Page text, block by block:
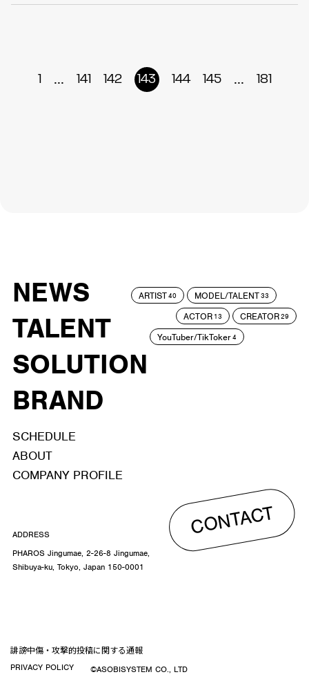
1 ... 141 142 143 144 145 ... 181
NEWS
TALENT
SOLUTION
BRAND
ARTIST40 MODEL/TALENT33
ACTOR 13 CREATOR29
YouTuber/TikToker4
SCHEDULE
ABOUT
COMPANY PROFILE
CONTACT
ADDRESS
PHAROS Jingumae, 2-26-8 Jingumae,
Shibuya-ku, Tokyo, Japan 150-0001
誹謗中傷・攻撃的投稿に関する通報
PRIVACY POLICY
©ASOBISYSTEM CO., LTD